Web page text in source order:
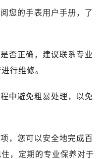
您的手表用户手册，了
否正确，建议联系专业
行维修。
中避免粗暴处理，以免
，您可以安全地完成百
，定期的专业保养对于